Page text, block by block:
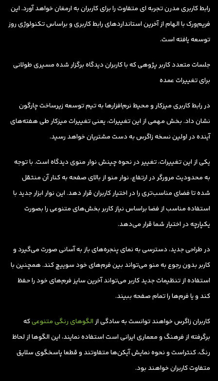
رابط کاربری مدرن تجربه ای متفاوت را برای کاربران به ارمغان خواهد آورد. این
فریم‌ورک با الهام از آخرین استانداردهای رابط کاربری و براساس تکنولوژی روز
توسعه یافته است.
جلسات متعدد کاربر پژوهی که با کاربران دیدگاه برگزار شده مسیری طولانی
برای تغییرات عمده
در رابط کاربری میزکار و محیط نرم‌افزارها به تیم توسعه زیرساخت چارگون
نشان داد. بخش مهمی از این تغییرات، یعنی تغییرات میزکار طی هفته‌های
آینده در اولین نسخه زاگرس به دست مشتریان خواهد رسید.
یکی از این تغییرات، تغییر در نحوه چینش نوار منوی دیدگاه است. با توجه
به محدودیت مرورگر در ارتفاع، نوار منو از بالای صفحه به کنار آن منتقل
شده تا فضای مناسب‌تری را در اختیار کاربران قرار دهد. این نوار ابزار جدید با
استفاده مناسب از فضا براساس نیاز کاربر بخش‌های متنوعی را بصورت
یکپارچه در اختیار شما قرار می‌دهد.
در طراحی جدید، دسترسی به نمای پنجره‌های باز به آسانی صورت می‌گیرد و
کاربر بدون رجوع به منو می‌تواند بین فرم‌های خود سوییچ کند. همچنین با
استفاده از تنظیمات جدید کاربر می‌تواند آخرین سایز فرم‌های خود را حفظ
کند و یا فرم‌ها را تمام صفحه ببیند.
کاربران زاگرس خواهند توانست به سادگی ازالگوهای رنگی متنوعیکه
برگرفته از فرهنگ و معماری ایرانی است استفاده نمایند، این الگوها از لحاظ
رنگ، کنتراست و نحوه نمایش آیکن‌ها متفاوتند و قطعا پاسخگوی سلایق
متفاوت کاربران خواهند بود.